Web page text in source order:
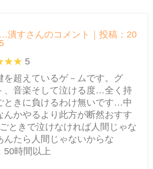
潰すさんのコメント｜投稿：20
5
を超えているゲ－ムです。グ
、音楽そして泣ける度…全く持
ときに負けるわけ無いです…中
んかやるより此方が断然おすす
ときで泣けなければ人間じゃな
たら人間じゃないからな
50時間以上